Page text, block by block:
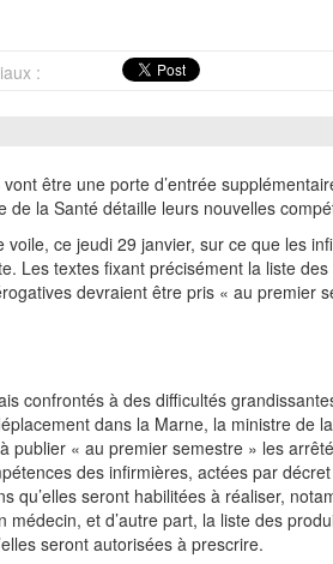
:
être une porte d’entrée
de la Santé détaille leurs nouvelles
voile, ce jeudi 29 janvier, sur ce que les
Les textes fixant précisément la liste
devraient être pris « au premier
confrontés à des difficultés
dans la Marne, la ministre de
publier « au premier semestre » les
des infirmières, actées par
qu’elles seront habilitées à réaliser,
médecin, et d’autre part, la liste des
seront autorisées à prescrire.